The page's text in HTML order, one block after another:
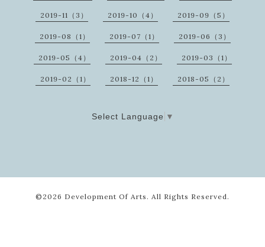
2019-11（3） 2019-10（4） 2019-09（5）
2019-08（1） 2019-07（1） 2019-06（3）
2019-05（4） 2019-04（2） 2019-03（1）
2019-02（1） 2018-12（1） 2018-05（2）
Select Language ▼
©2026 Development Of Arts . All Rights Reserved.